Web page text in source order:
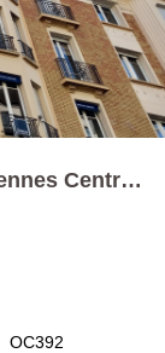
Superbe Appartement T5 140 M² Rennes Centre Historique
OC392